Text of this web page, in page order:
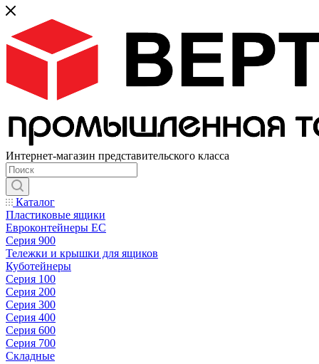
Интернет-магазин представительского класса
Каталог
Пластиковые ящики
Евроконтейнеры ЕС
Серия 900
Тележки и крышки для ящиков
Куботейнеры
Серия 100
Серия 200
Серия 300
Серия 400
Серия 600
Серия 700
Складные